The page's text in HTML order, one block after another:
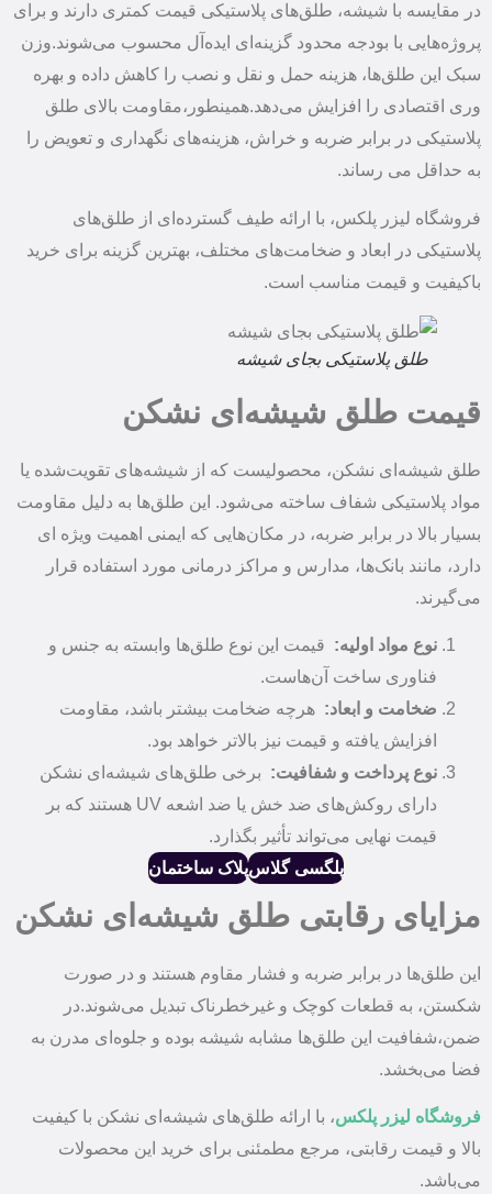
در مقایسه با شیشه، طلق‌های پلاستیکی قیمت کمتری دارند و برای
پروژه‌هایی با بودجه محدود گزینه‌ای ایده‌آل محسوب می‌شوند.وزن
سبک این طلق‌ها، هزینه حمل و نقل و نصب را کاهش داده و بهره‌
وری اقتصادی را افزایش می‌دهد.همینطور،مقاومت بالای طلق
پلاستیکی در برابر ضربه و خراش، هزینه‌های نگهداری و تعویض را
به حداقل می ‌رساند.
فروشگاه لیزر پلکس، با ارائه طیف گسترده‌ای از طلق‌های
پلاستیکی در ابعاد و ضخامت‌های مختلف، بهترین گزینه برای خرید
باکیفیت و قیمت مناسب است.
طلق پلاستیکی بجای شیشه
قیمت طلق شیشه‌ای نشکن
طلق شیشه‌ای نشکن، محصولیست که از شیشه‌های تقویت‌شده یا
مواد پلاستیکی شفاف ساخته می‌شود. این طلق‌ها به دلیل مقاومت
بسیار بالا در برابر ضربه، در مکان‌هایی که ایمنی اهمیت ویژه ‌ای
دارد، مانند بانک‌ها، مدارس و مراکز درمانی مورد استفاده قرار
می‌گیرند.
نوع مواد اولیه: قیمت این نوع طلق‌ها وابسته به جنس و
فناوری ساخت آن‌هاست.
ضخامت و ابعاد: هرچه ضخامت بیشتر باشد، مقاومت
افزایش یافته و قیمت نیز بالاتر خواهد بود.
نوع پرداخت و شفافیت: برخی طلق‌های شیشه‌ای نشکن
دارای روکش‌های ضد خش یا ضد اشعه UV هستند که بر
قیمت نهایی می‌تواند تأثیر بگذارد.
پلگسی گلاسپلاک ساختمان
مزایای رقابتی طلق شیشه‌ای نشکن
این طلق‌ها در برابر ضربه و فشار مقاوم هستند و در صورت
شکستن، به قطعات کوچک و غیرخطرناک تبدیل می‌شوند.در
ضمن،شفافیت این طلق‌ها مشابه شیشه بوده و جلوه‌ای مدرن به
فضا می‌بخشد.
فروشگاه لیزر پلکس، با ارائه طلق‌های شیشه‌ای نشکن با کیفیت
بالا و قیمت رقابتی، مرجع مطمئنی برای خرید این محصولات
می‌باشد.